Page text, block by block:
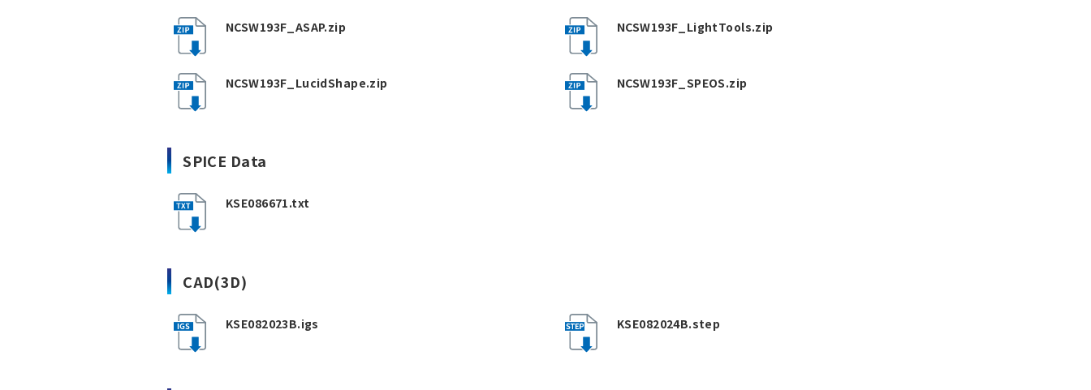
NCSW193F_ASAP.zip NCSW193F_LightTools.zip
NCSW193F_LucidShape.zip NCSW193F_SPEOS.zip
SPICE Data
KSE086671.txt
CAD(3D)
KSE082023B.igs KSE082024B.step